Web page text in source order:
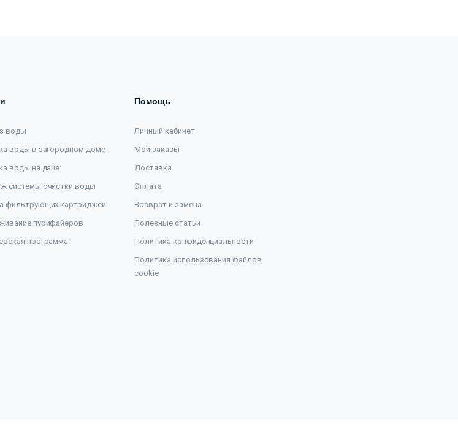
воды
воды в загородном доме
воды на даче
системы очистки воды
фильтрующих картриджей
пурифайеров
программа
Помощь
Личный кабинет
Мои заказы
Доставка
Оплата
Возврат и замена
Полезные статьи
Политика конфиденциальности
Политика использования файлов
cookie